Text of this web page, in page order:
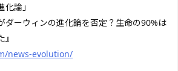
論」
ーウィンの進化論を否定？生命の90%は
news-evolution/